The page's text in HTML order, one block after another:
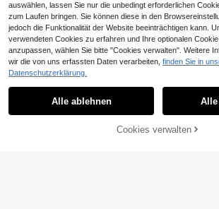
ZUM WARENKORB
auswählen, lassen Sie nur die unbedingt erforderlichen
zum Laufen bringen. Sie können diese in den
jedoch die Funktionalität der Website beeinträchtigen kann.
verwendeten Cookies zu erfahren und Ihre optionalen
anzupassen, wählen Sie bitte "Cookies verwalten". Weitere
wir die von uns erfassten Daten verarbeiten, finden Sie in
Datenschutzerklärung.
Alle ablehnen Alle
Cookies verwalten